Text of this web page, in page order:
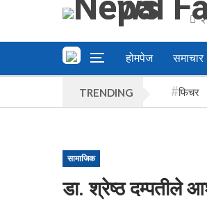
होमपेज समाचार
TRENDING फिचर
सामाजिक
डा. श्रेष्ठ दम्पतीले